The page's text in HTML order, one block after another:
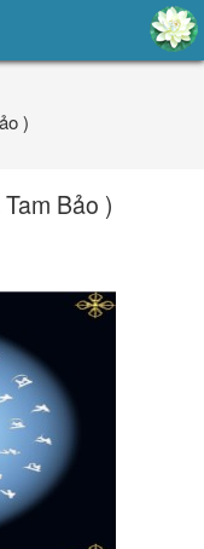
)
Bảo )